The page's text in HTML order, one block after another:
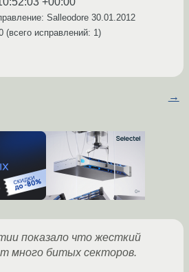
Salleodore 30.01.2012
(всего исправлений: 1)
→
показало что жесткий
много битых секторов.